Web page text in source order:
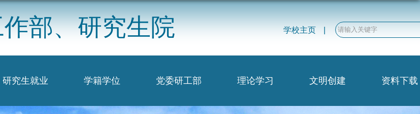
部、研究生院 学校主页
研究生就业 学籍学位 党委研工部 理论学习 文明创建 资料下载